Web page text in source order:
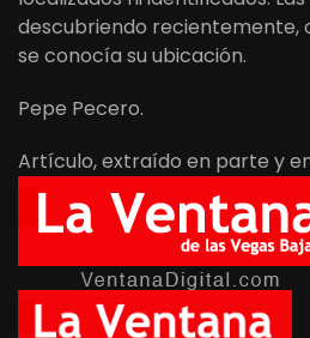
descubriendo recientemente,
se conocía su ubicación.
Pepe Pecero.
Artículo, extraído en parte y